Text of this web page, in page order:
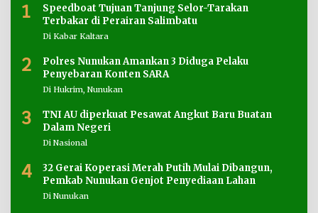
1
Speedboat Tujuan Tanjung Selor-Tarakan
Terbakar di Perairan Salimbatu
Di Kabar Kaltara
2
Polres Nunukan Amankan 3 Diduga Pelaku
Penyebaran Konten SARA
Di Hukrim, Nunukan
3
TNI AU diperkuat Pesawat Angkut Baru Buatan
Dalam Negeri
Di Nasional
4
32 Gerai Koperasi Merah Putih Mulai Dibangun,
Pemkab Nunukan Genjot Penyediaan Lahan
Di Nunukan